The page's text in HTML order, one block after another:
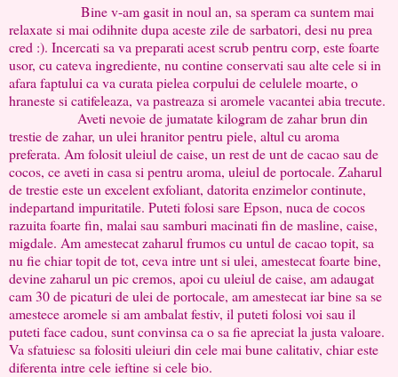
Bine v-am gasit in noul an, sa speram ca suntem mai
relaxate si mai odihnite dupa aceste zile de sarbatori, desi nu prea
cred :). Incercati sa va preparati acest scrub pentru corp, este foarte
usor, cu cateva ingrediente, nu contine conservati sau alte cele si in
afara faptului ca va curata pielea corpului de celulele moarte, o
hraneste si catifeleaza, va pastreaza si aromele vacantei abia trecute.
Aveti nevoie de jumatate kilogram de zahar brun din
trestie de zahar, un ulei hranitor pentru piele, altul cu aroma
preferata. Am folosit uleiul de caise, un rest de unt de cacao sau de
cocos, ce aveti in casa si pentru aroma, uleiul de portocale. Zaharul
de trestie este un excelent exfoliant, datorita enzimelor continute,
indepartand impuritatile. Puteti folosi sare Epson, nuca de cocos
razuita foarte fin, malai sau samburi macinati fin de masline, caise,
migdale. Am amestecat zaharul frumos cu untul de cacao topit, sa
nu fie chiar topit de tot, ceva intre unt si ulei, amestecat foarte bine,
devine zaharul un pic cremos, apoi cu uleiul de caise, am adaugat
cam 30 de picaturi de ulei de portocale, am amestecat iar bine sa se
amestece aromele si am ambalat festiv, il puteti folosi voi sau il
puteti face cadou, sunt convinsa ca o sa fie apreciat la justa valoare.
Va sfatuiesc sa folositi uleiuri din cele mai bune calitativ, chiar este
diferenta intre cele ieftine si cele bio.